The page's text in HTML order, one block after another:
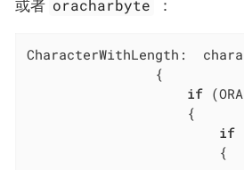
或者 oracharbyte ：
CharacterWithLength:
if
if